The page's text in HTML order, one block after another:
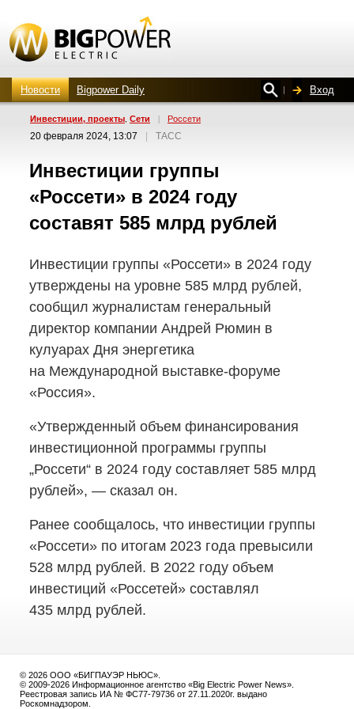
Новости Bigpower Daily Вход
Инвестиции, проекты Сети | Россети
20 февраля 2024, 13:07 ТАСС
Инвестиции группы
«Россети» в 2024 году
составят 585 млрд рублей
Инвестиции группы «Россети» в 2024 году
утверждены на уровне 585 млрд рублей,
сообщил журналистам генеральный
директор компании Андрей Рюмин в
кулуарах Дня энергетика
на Международной выставке-форуме
«Россия».
«Утвержденный объем финансирования
инвестиционной программы группы
„Россети“ в 2024 году составляет 585 млрд
рублей», — сказал он.
Ранее сообщалось, что инвестиции группы
«Россети» по итогам 2023 года превысили
528 млрд рублей. В 2022 году объем
инвестиций «Россетей» составлял
435 млрд рублей.
© 2026 ООО «БИГПАУЭР НЬЮС».
© 2009-2026 Информационное агентство «Big Electric Power News».
Реестровая запись ИА № ФС77-79736 от 27.11.2020г. выдано
Роскомнадзором.